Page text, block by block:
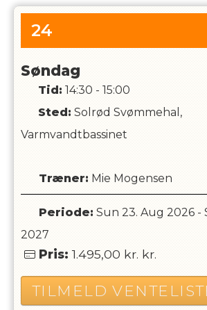
24
Søndag
Tid: 14:30 - 15:00
Sted: Solrød Svømmehal,
Varmvandtbassinet
Træner: Mie Mogensen
Periode: Sun 23. Aug 2026-
2027
Pris: 1.495,00 kr. kr.
TILMELD